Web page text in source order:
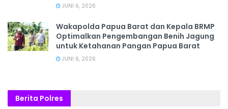
JUNI 6, 2026
Wakapolda Papua Barat dan Kepala BRMP
Optimalkan Pengembangan Benih Jagung
untuk Ketahanan Pangan Papua Barat
JUNI 6, 2026
Berita Polres